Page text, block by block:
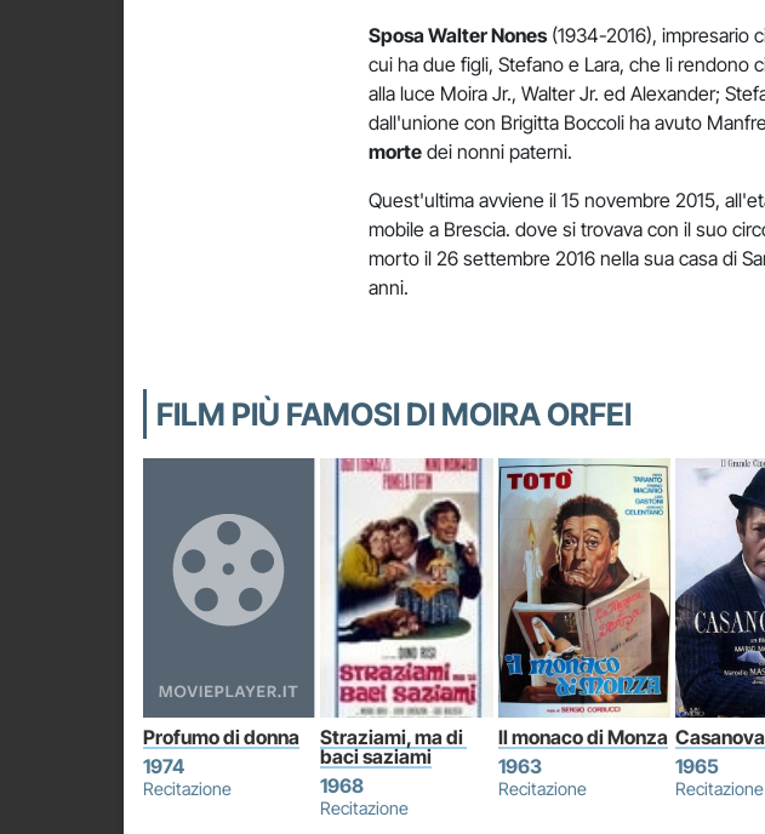
Sposa Walter Nones(1934-2016), impresario
cui ha due figli, Stefano e Lara, che li rendono
alla luce Moira Jr., Walter Jr. ed Alexander;
dall'unione con Brigitta Boccoli ha avuto
morte dei nonni paterni.
Quest'ultima avviene il 15 novembre 2015,
mobile a Brescia. dove si trovava con il suo
morto il 26 settembre 2016 nella sua casa di
anni.
FILM PIÙ FAMOSI DI MOIRA ORFEI
Profumo di donna
1974
Recitazione
Straziami, ma di
baci saziami
1968
Recitazione
Il monaco di Monza
1963
Recitazione
1965
Recitazione